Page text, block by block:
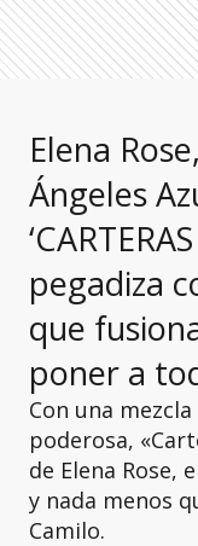
Elena
Ángeles
pegadiza
que
poner a
Con una
poderosa,
de Elena Rose,
y nada menos
Camilo.